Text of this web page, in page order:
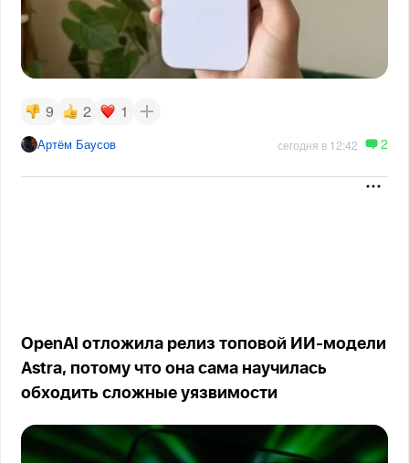
9 2 1
Артём Баусов сегодня в 12:42 2
OpenAI отложила релиз топовой ИИ-модели
Astra, потому что она сама научилась
обходить сложные уязвимости